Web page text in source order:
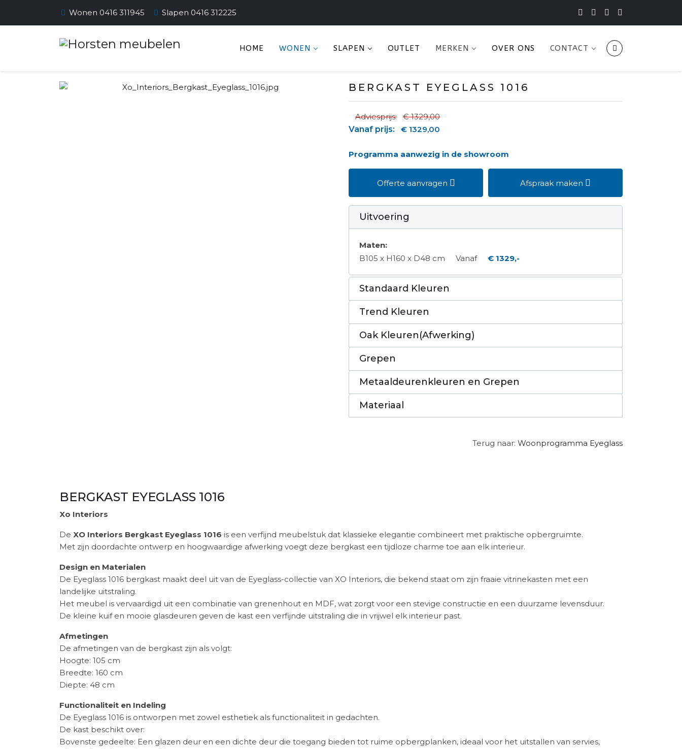
Wonen 0416 311945 Slapen 0416 312225
HOME WONEN SLAPEN OUTLET MERKEN OVER ONS CONTACT
BERGKAST EYEGLASS 1016
Adviesprijs:
€ 1329,00
Vanaf prijs:
€ 1329,00
Programma aanwezig in de showroom
Offerte aanvragen Afspraak maken
Uitvoering
Maten:
B105 x H160 x D48 cm
Vanaf € 1329,-
Standaard Kleuren
Trend Kleuren
Oak Kleuren(Afwerking)
Grepen
Metaaldeurenkleuren en Grepen
Materiaal
Terug naar: Woonprogramma Eyeglass
BERGKAST EYEGLASS 1016
Xo Interiors
De XO Interiors Bergkast Eyeglass 1016 is een verfijnd meubelstuk dat klassieke elegantie combineert met praktische opbergruimte.
Met zijn doordachte ontwerp en hoogwaardige afwerking voegt deze bergkast een tijdloze charme toe aan elk interieur.
Design en Materialen
De Eyeglass 1016 bergkast maakt deel uit van de Eyeglass-collectie van XO Interiors, die bekend staat om zijn fraaie vitrinekasten met een
landelijke uitstraling.
Het meubel is vervaardigd uit een combinatie van grenenhout en MDF, wat zorgt voor een stevige constructie en een duurzame levensduur.
De kleine kuif en mooie glasdeuren geven de kast een verfijnde uitstraling die in vrijwel elk interieur past.
Afmetingen
De afmetingen van de bergkast zijn als volgt:
Hoogte: 105 cm
Breedte: 160 cm
Diepte: 48 cm
Functionaliteit en Indeling
De Eyeglass 1016 is ontworpen met zowel esthetiek als functionaliteit in gedachten.
De kast beschikt over:
Bovenste gedeelte: Een glazen deur en een dichte deur die toegang bieden tot ruime opbergplanken, ideaal voor het uitstallen van servies,